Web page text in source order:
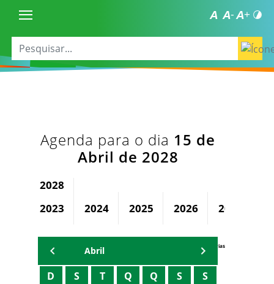
Agenda para o dia 15 de
Abril de 2028
2028
2023
2024 2025 2026 2027
Agenda Secretárias
Abril
D S T Q Q S S